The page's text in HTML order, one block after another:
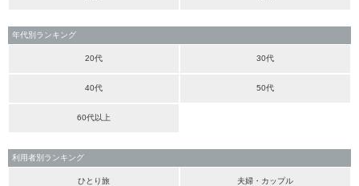
年代別ランキング
20代 30代
40代 50代
60代以上
利用者別ランキング
ひとり旅 夫婦・カップル